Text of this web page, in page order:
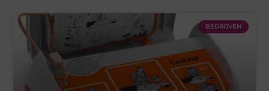
BEDRIJVEN